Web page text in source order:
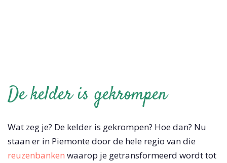
De kelder is gekrompen
Wat zeg je? De kelder is gekrompen? Hoe dan? Nu
staan er in Piemonte door de hele regio van die
reuzenbanken waarop je getransformeerd wordt tot